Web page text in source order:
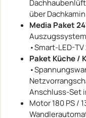
über Dachkamin
Media Paket
•Smart-LED-
Paket Küche /
Anschluss-Set
Motor 180 PS /